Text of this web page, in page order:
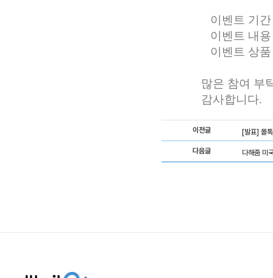
이벤트 기간
이벤트 내용
이벤트 상품
많은 참여 부
감사합니다.
이전글 [발표] 몰
다음글 다해줌 미